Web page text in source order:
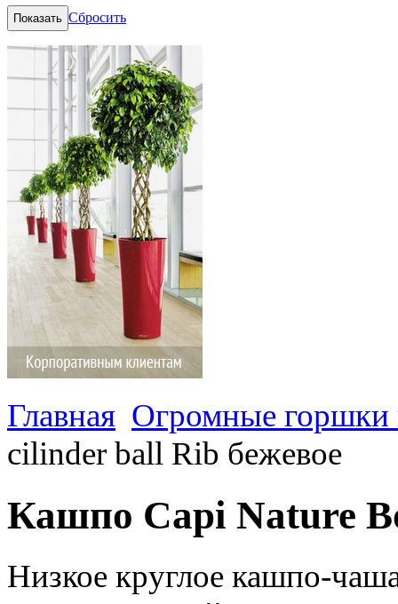
Сбросить
Главная Огромные горшки
cilinder ball Rib бежевое
Кашпо Capi Nature
Низкое круглое кашпо-